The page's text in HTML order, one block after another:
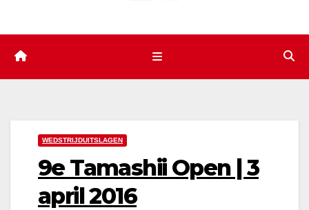
WEDSTRIJDUITSLAGEN
9e Tamashii Open | 3
april 2016